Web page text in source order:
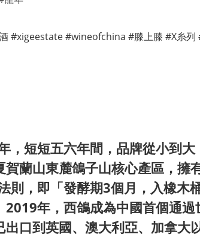
，短短五六年間，品牌從小到
賀蘭山東麓鴿子山核心產區，
則，即「發酵期3個月，入橡
年，西鴿成為中國首個通
口到英國、澳大利亞、加拿大